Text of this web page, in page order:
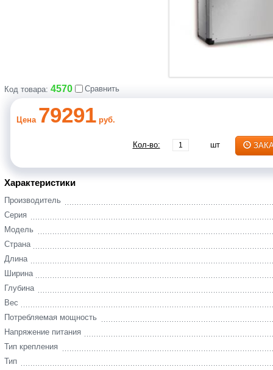
Код товара: 4570 Сравнить
Цена 79291 руб.
Кол-во: шт
Характеристики
Производитель
Серия
Модель
Страна
Длина
Ширина
Глубина
Вес
Потребляемая мощность
Напряжение питания
Тип крепления
Тип